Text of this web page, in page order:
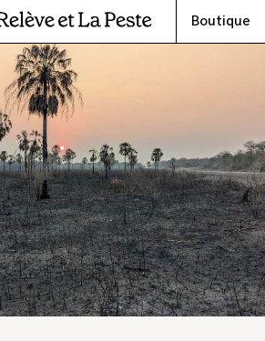
Boutique